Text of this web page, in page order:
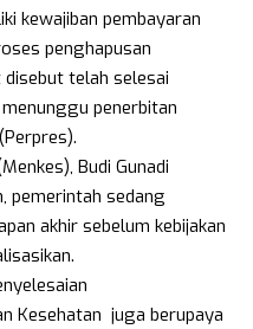
kewajiban pembayaran
penghapusan
telah selesai
penerbitan
Budi Gunadi
pemerintah sedang
akhir sebelum kebijakan
Kesehatan juga berupaya